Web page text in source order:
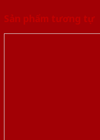
Sản phẩm tương tự